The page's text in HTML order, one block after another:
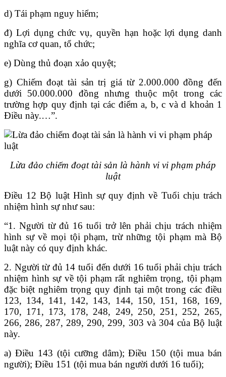
d) Tái phạm nguy hiểm;
đ) Lợi dụng chức vụ, quyền hạn hoặc lợi dụng danh
nghĩa cơ quan, tổ chức;
e) Dùng thủ đoạn xảo quyệt;
g) Chiếm đoạt tài sản trị giá từ 2.000.000 đồng đến
dưới 50.000.000 đồng nhưng thuộc một trong các
trường hợp quy định tại các điểm a, b, c và d khoản 1
Điều này.…”.
Lừa đảo chiếm đoạt tài sản là hành vi vi phạm pháp
luật
Điều 12 Bộ luật Hình sự quy định về Tuổi chịu trách
nhiệm hình sự như sau:
“1. Người từ đủ 16 tuổi trở lên phải chịu trách nhiệm
hình sự về mọi tội phạm, trừ những tội phạm mà Bộ
luật này có quy định khác.
2. Người từ đủ 14 tuổi đến dưới 16 tuổi phải chịu trách
nhiệm hình sự về tội phạm rất nghiêm trọng, tội phạm
đặc biệt nghiêm trọng quy định tại một trong các điều
123, 134, 141, 142, 143, 144, 150, 151, 168, 169,
170, 171, 173, 178, 248, 249, 250, 251, 252, 265,
266, 286, 287, 289, 290, 299, 303 và 304 của Bộ luật
này.
a) Điều 143 (tội cưỡng dâm); Điều 150 (tội mua bán
người); Điều 151 (tội mua bán người dưới 16 tuổi);